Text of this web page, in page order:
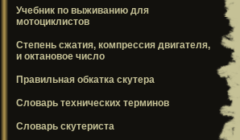
Учебник по выживанию для
мотоциклистов
Степень сжатия, компрессия двигателя,
и октановое число
Правильная обкатка скутера
Словарь технических терминов
Словарь скутериста